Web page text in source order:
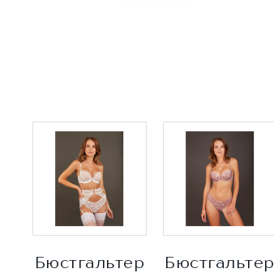
Бюстгальтер Бюстгальтер